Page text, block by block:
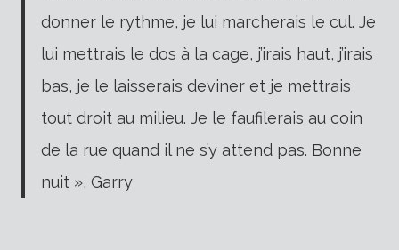
donner le rythme, je lui marcherais le cul. Je
lui mettrais le dos à la cage, j’irais haut, j’irais
bas, je le laisserais deviner et je mettrais
tout droit au milieu. Je le faufilerais au coin
de la rue quand il ne s’y attend pas. Bonne
nuit », Garry